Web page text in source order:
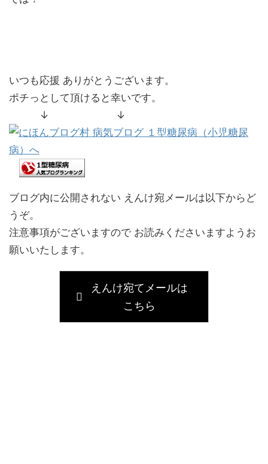
いつも応援 ありがとうございます。
ポチっとして頂けると幸いです。
↓ ↓
ブログ内に公開されない えんけ宛メールは以下からど
うぞ。
注意事項がございますので お読みくださいますようお
願いいたします。
えんけ宛てメールは
こちら